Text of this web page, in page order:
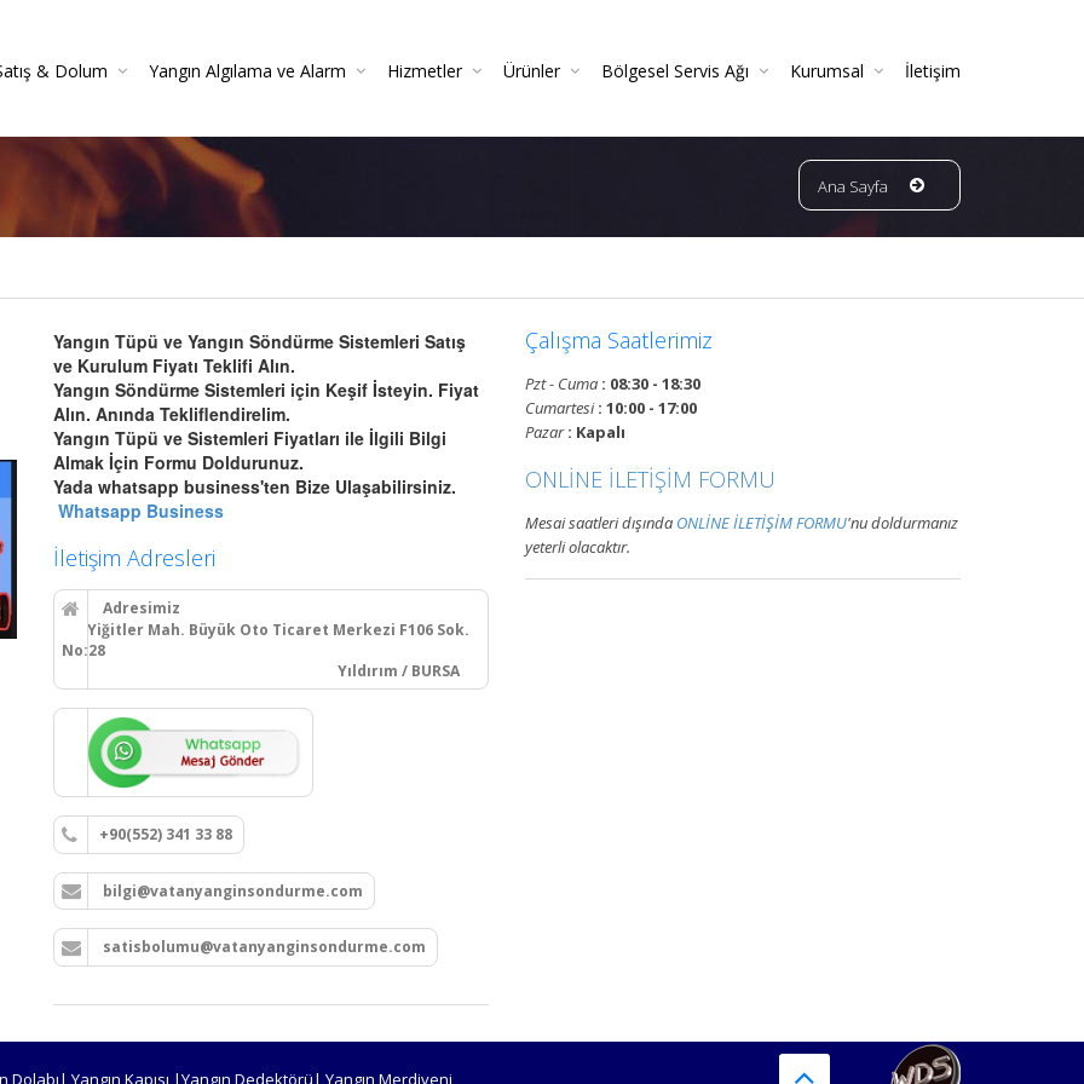
& Dolum Yangın Algılama ve Alarm Hizmetler Ürünler Bölgesel Servis Ağı Kurumsal İletişim
Ana Sayfa
Yangın Tüpü ve Yangın Söndürme Sistemleri Satış
ve Kurulum Fiyatı Teklifi Alın.
Yangın Söndürme Sistemleri için Keşif İsteyin. Fiyat
Alın. Anında Tekliflendirelim.
Yangın Tüpü ve Sistemleri Fiyatları ile İlgili Bilgi
Almak İçin Formu Doldurunuz.
Yada whatsapp business'ten Bize Ulaşabilirsiniz.
Whatsapp Business
İletişim Adresleri
Adresimiz
Yiğitler Mah. Büyük Oto Ticaret Merkezi F106 Sok.
No:28
Yıldırım / BURSA
+90(552) 341 33 88
bilgi@vatanyanginsondurme.com
satisbolumu@vatanyanginsondurme.com
Çalışma Saatlerimiz
Pzt - Cuma : 08:30 - 18:30
Cumartesi: 10:00 - 17:00
Pazar: Kapalı
ONLİNE İLETİŞİM FORMU
Mesai saatleri dışında ONLİNE İLETİŞİM FORMU'nu doldurmanız
yeterli olacaktır.
Yangın Kapısı |Yangın Dedektörü| Yangın Merdiveni